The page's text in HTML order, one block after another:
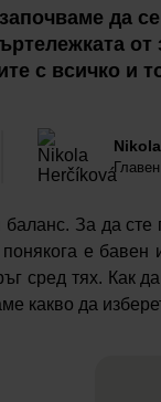
да
с всичко и
За да
е
сред тях. Как
какво да